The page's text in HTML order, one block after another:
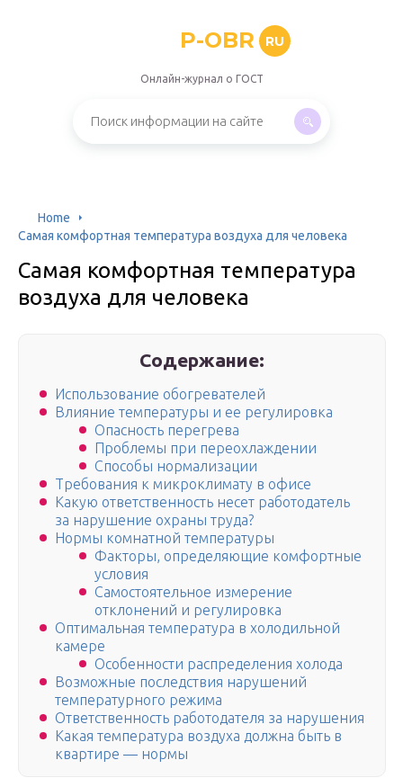
P-OBR RU
Онлайн-журнал о ГОСТ
Home
Самая комфортная температура воздуха для человека
Самая комфортная температура
воздуха для человека
Содержание:
Использование обогревателей
Влияние температуры и ее регулировка
Опасность перегрева
Проблемы при переохлаждении
Способы нормализации
Требования к микроклимату в офисе
Какую ответственность несет работодатель
за нарушение охраны труда?
Нормы комнатной температуры
Факторы, определяющие комфортные
условия
Самостоятельное измерение
отклонений и регулировка
Оптимальная температура в холодильной
камере
Особенности распределения холода
Возможные последствия нарушений
температурного режима
Ответственность работодателя за нарушения
Какая температура воздуха должна быть в
квартире — нормы